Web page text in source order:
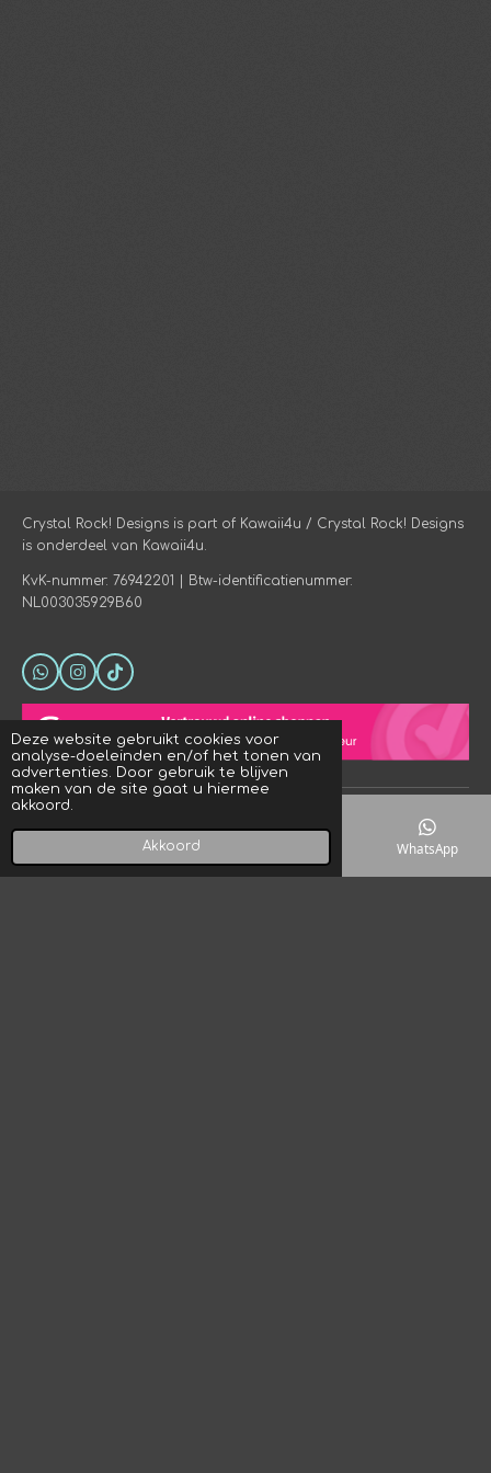
Deze website gebruikt cookies voor
analyse-doeleinden en/of het tonen van
advertenties. Door gebruik te blijven
maken van de site gaat u hiermee
akkoord.
Akkoord
Crystal Rock! Designs is part of Kawaii4u / Crystal Rock! Designs
is onderdeel van Kawaii4u.
KvK-nummer: 76942201 | Btw-identificatienummer:
NL003035929B60
W
h
s
A
p
p
I
n
a
g
r
a
T
i
o
k
© 2023 - 2026 Crystal Rock! Designs
Powered byJouwWeb
Telefoonnummer WhatsApp